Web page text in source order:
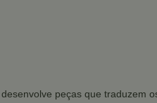
peças que traduzem